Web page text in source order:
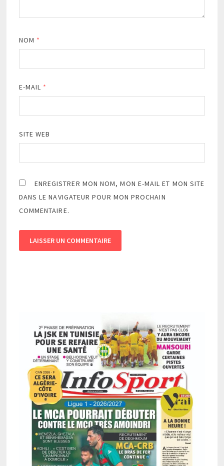
NOM *
E-MAIL *
SITE WEB
ENREGISTRER MON NOM, MON E-MAIL ET MON SITE
DANS LE NAVIGATEUR POUR MON PROCHAIN
COMMENTAIRE.